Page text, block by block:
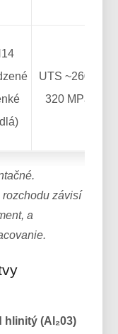
UTS ~260–
320 MPa
závisí
a
(Al₂03)